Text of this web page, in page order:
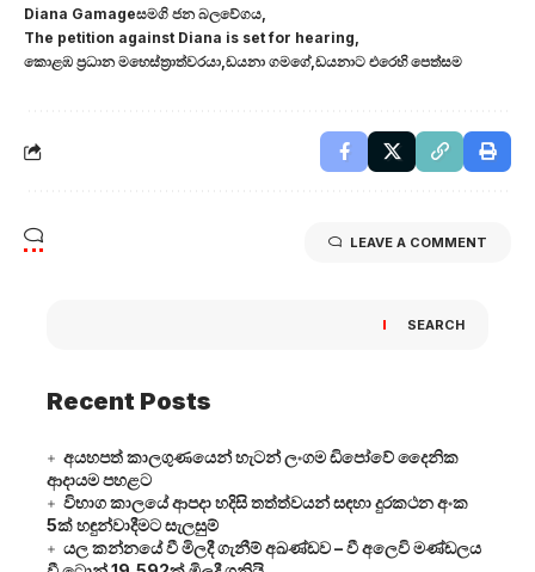
Diana Gamageසමගි ජන බලවේගය
The petition against Diana is set for hearing
කොළඹ ප්‍රධාන මහෙස්ත්‍රාත්වරයා ඩයනා ගමගේ ඩයනාට එරෙහි පෙත්සම
LEAVE A COMMENT
SEARCH
Recent Posts
අයහපත් කාලගුණයෙන් හැටන් ලංගම ඩිපෝවේ දෛනික
ආදායම පහළට
විභාග කාලයේ ආපදා හදිසි තත්ත්වයන් සඳහා දුරකථන අංක
5ක් හඳුන්වාදීමට සැලසුම්
යල කන්නයේ වී මිලදී ගැනීම් අඛණ්ඩව – වී අලෙවි මණ්ඩලය